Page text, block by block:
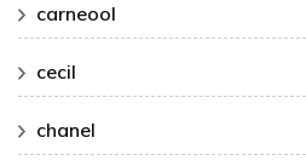
carneool
cecil
chanel